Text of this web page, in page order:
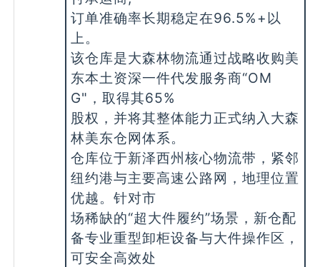
订单准确率长期稳定在96.5%+以
上。
该仓库是大森林物流通过战略收购美
东本土资深一件代发服务商“OM
G"，取得其65%
股权，并将其整体能力正式纳入大森
林美东仓网体系。
仓库位于新泽西州核心物流带，紧邻
纽约港与主要高速公路网，地理位置
优越。针对市
场稀缺的“超大件履约”场景，新仓配
备专业重型卸柜设备与大件操作区，
可安全高效处